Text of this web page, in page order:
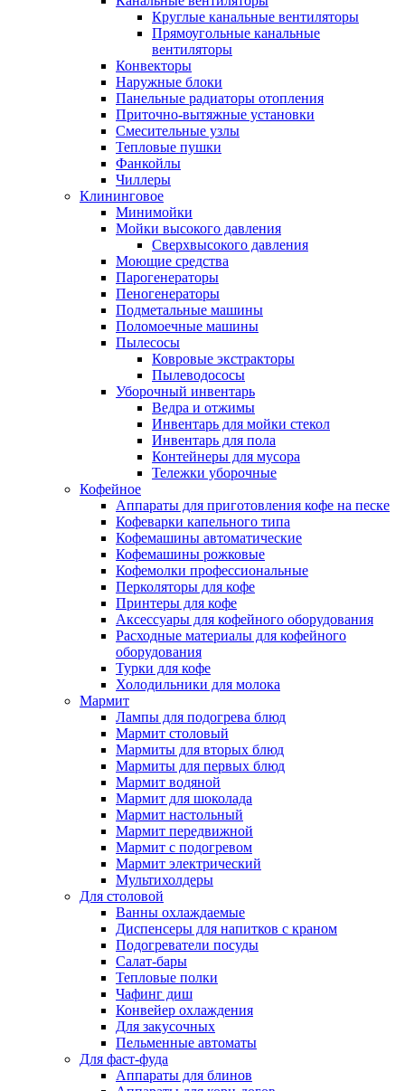
Круглые канальные вентиляторы
Прямоугольные канальные
вентиляторы
Конвекторы
Наружные блоки
Панельные радиаторы отопления
Приточно-вытяжные установки
Смесительные узлы
Тепловые пушки
Фанкойлы
Чиллеры
Клининговое
Минимойки
Мойки высокого давления
Сверхвысокого давления
Моющие средства
Парогенераторы
Пеногенераторы
Подметальные машины
Поломоечные машины
Пылесосы
Ковровые экстракторы
Пылеводососы
Уборочный инвентарь
Ведра и отжимы
Инвентарь для мойки стекол
Инвентарь для пола
Контейнеры для мусора
Тележки уборочные
Кофейное
Аппараты для приготовления кофе на песке
Кофеварки капельного типа
Кофемашины автоматические
Кофемашины рожковые
Кофемолки профессиональные
Перколяторы для кофе
Принтеры для кофе
Аксессуары для кофейного оборудования
Расходные материалы для кофейного
оборудования
Турки для кофе
Холодильники для молока
Мармит
Лампы для подогрева блюд
Мармит столовый
Мармиты для вторых блюд
Мармиты для первых блюд
Мармит водяной
Мармит для шоколада
Мармит настольный
Мармит передвижной
Мармит с подогревом
Мармит электрический
Мультихолдеры
Для столовой
Ванны охлаждаемые
Диспенсеры для напитков с краном
Подогреватели посуды
Салат-бары
Тепловые полки
Чафинг диш
Конвейер охлаждения
Для закусочных
Пельменные автоматы
Для фаст-фуда
Аппараты для блинов